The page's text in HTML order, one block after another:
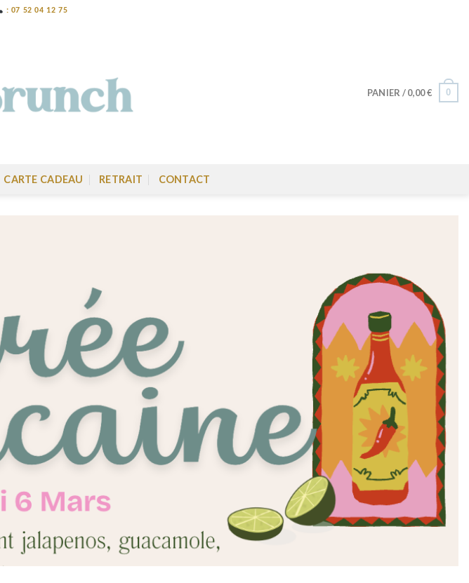
: 07 52 04 12 75
PANIER /0,00€ 0
CARTE CADEAU RETRAIT CONTACT